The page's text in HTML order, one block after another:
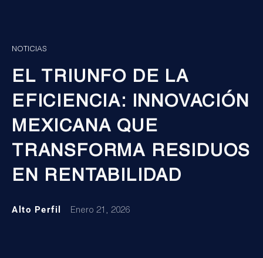
NOTICIAS
EL TRIUNFO DE LA
EFICIENCIA: INNOVACIÓN
MEXICANA QUE
TRANSFORMA RESIDUOS
EN RENTABILIDAD
Alto Perfil Enero 21, 2026